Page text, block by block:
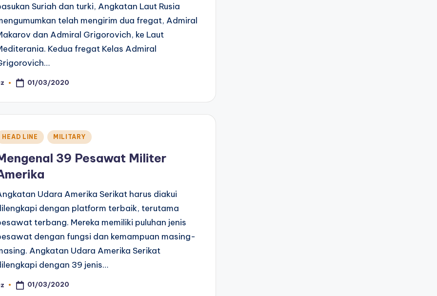
Suriah dan turki, Angkatan Laut Rusia
telah mengirim dua fregat, Admiral
dan Admiral Grigorovich, ke Laut
Kedua fregat Kelas Admiral
01/03/2020
HEAD LINE MILITARY
39 Pesawat Militer
Udara Amerika Serikat harus diakui
dengan platform terbaik, terutama
terbang. Mereka memiliki puluhan jenis
dengan fungsi dan kemampuan masing-
Angkatan Udara Amerika Serikat
dengan 39 jenis…
01/03/2020